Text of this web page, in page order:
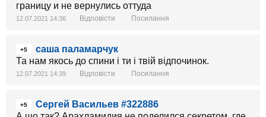
границу и не вернулись оттуда
12.07.2021 14:36 Відповісти Посилання
+5
саша паламарчук
Та нам якось до спини і ти і твій відпочинок.
12.07.2021 14:39 Відповісти Посилання
+5
Сергей Васильев #322886